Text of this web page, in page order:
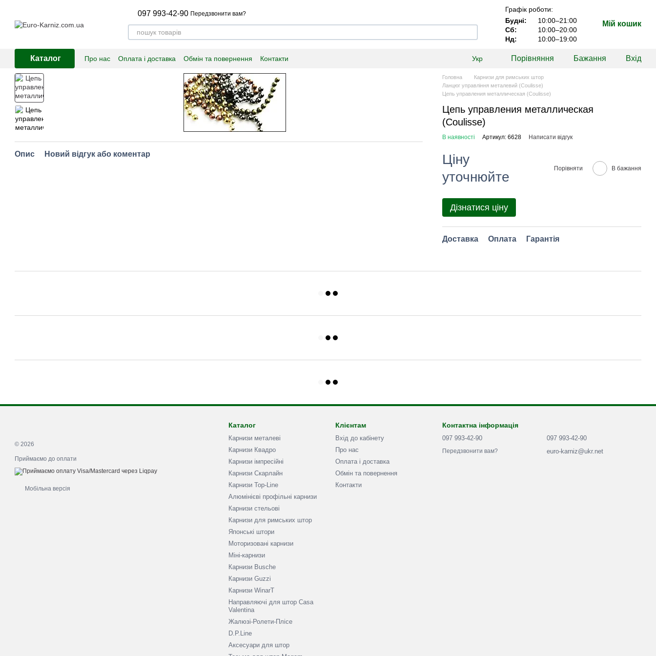
097 993-42-90 Передзвонити вам?
Графік роботи:
Будні:
10:00–21:00
Сб:
10:00–20:00
Нд:
10:00–19:00
Мій кошик
Каталог Про нас Оплата і доставка Обмін та повернення Контакти Укр Порівняння Бажання Вхід
Опис Новий відгук або коментар
Головна
Карнизи для римських штор
Ланцюг управління металевий (Coulisse)
Цепь управления металлическая (Coulisse)
Цепь управления металлическая
(Coulisse)
В наявності Артикул: 6628 Написати відгук
Ціну
уточнюйте
Порівняти В бажання
Дізнатися ціну
Доставка Оплата Гарантія
© 2026
Приймаємо до оплати
Мобільна версія
Каталог
Карнизи металеві
Карнизи Квадро
Карнизи імпресійні
Карнизи Скарлайн
Карнизи Top-Line
Алюмінієві профільні карнизи
Карнизи стельові
Карнизи для римських штор
Японські штори
Моторизовані карнизи
Міні-карнизи
Карнизи Busche
Карнизи Guzzi
Карнизи WinarT
Направляючі для штор Casa
Valentina
Жалюзі-Ролети-Плісе
D.P.Line
Аксесуари для штор
Клієнтам
Вхід до кабінету
Про нас
Оплата і доставка
Обмін та повернення
Контакти
Контактна інформація
097 993-42-90
Передзвонити вам?
097 993-42-90
euro-karniz@ukr.net